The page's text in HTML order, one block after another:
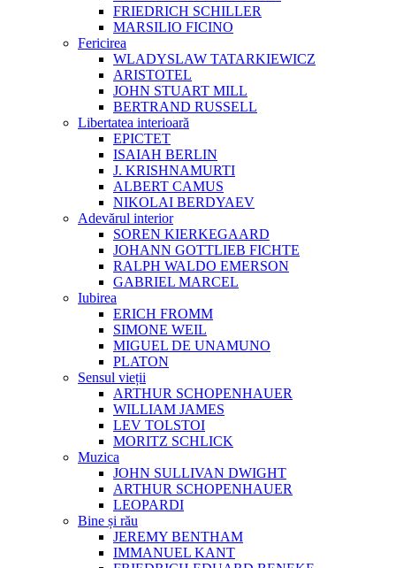
FRIEDRICH SCHILLER
MARSILIO FICINO
Fericirea
WLADYSLAW TATARKIEWICZ
ARISTOTEL
JOHN STUART MILL
BERTRAND RUSSELL
Libertatea interioară
EPICTET
ISAIAH BERLIN
J. KRISHNAMURTI
ALBERT CAMUS
NIKOLAI BERDYAEV
Adevărul interior
SOREN KIERKEGAARD
JOHANN GOTTLIEB FICHTE
RALPH WALDO EMERSON
GABRIEL MARCEL
Iubirea
ERICH FROMM
SIMONE WEIL
MIGUEL DE UNAMUNO
PLATON
Sensul vieții
ARTHUR SCHOPENHAUER
WILLIAM JAMES
LEV TOLSTOI
MORITZ SCHLICK
Muzica
JOHN SULLIVAN DWIGHT
ARTHUR SCHOPENHAUER
LEOPARDI
Bine și rău
JEREMY BENTHAM
IMMANUEL KANT